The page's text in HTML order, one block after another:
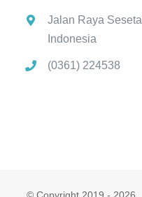
Jalan Raya
Indonesia
(0361) 224538